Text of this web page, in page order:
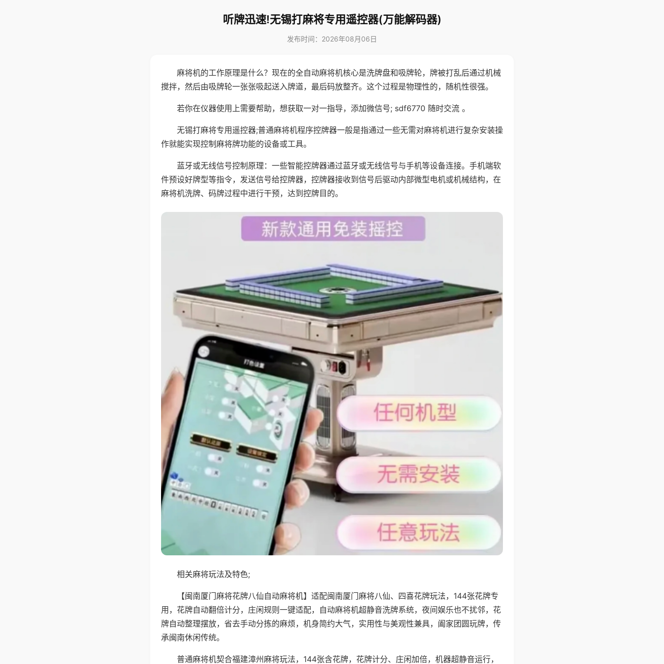
听牌迅速!无锡打麻将专用遥控器(万能解码器)
发布时间：2026年08月06日
麻将机的工作原理是什么？现在的全自动麻将机核心是洗牌盘和吸牌轮，牌被打乱后通过机械
搅拌，然后由吸牌轮一张张吸起送入牌道，最后码放整齐。这个过程是物理性的，随机性很强。
若你在仪器使用上需要帮助，想获取一对一指导，添加微信号; sdf6770 随时交流 。
无锡打麻将专用遥控器;普通麻将机程序控牌器一般是指通过一些无需对麻将机进行复杂安装操
作就能实现控制麻将牌功能的设备或工具。
蓝牙或无线信号控制原理：一些智能控牌器通过蓝牙或无线信号与手机等设备连接。手机端软
件预设好牌型等指令，发送信号给控牌器，控牌器接收到信号后驱动内部微型电机或机械结构，在
麻将机洗牌、码牌过程中进行干预，达到控牌目的。
相关麻将玩法及特色;
【闽南厦门麻将花牌八仙自动麻将机】适配闽南厦门麻将八仙、四喜花牌玩法，144张花牌专
用，花牌自动翻倍计分，庄闲规则一键适配，自动麻将机超静音洗牌系统，夜间娱乐也不扰邻，花
牌自动整理摆放，省去手动分拣的麻烦，机身简约大气，实用性与美观性兼具，阖家团圆玩牌，传
承闽南休闲传统。
普通麻将机契合福建漳州麻将玩法，144张含花牌，花牌计分、庄闲加倍，机器超静音运行，